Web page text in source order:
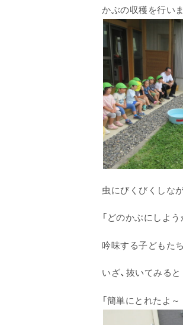
かぶの収穫を行い
虫にびくびくしなが
「どのかぶにしよう
吟味する子どもたち
いざ、抜いてみると
「簡単にとれたよ～